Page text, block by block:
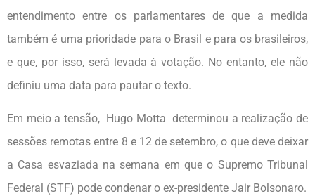
entendimento entre os parlamentares de que a medida
também é uma prioridade para o Brasil e para os brasileiros,
e que, por isso, será levada à votação. No entanto, ele não
definiu uma data para pautar o texto.
Em meio a tensão, Hugo Motta determinou a realização de
sessões remotas entre 8 e 12 de setembro, o que deve deixar
a Casa esvaziada na semana em que o Supremo Tribunal
Federal (STF) pode condenar o ex-presidente Jair Bolsonaro.